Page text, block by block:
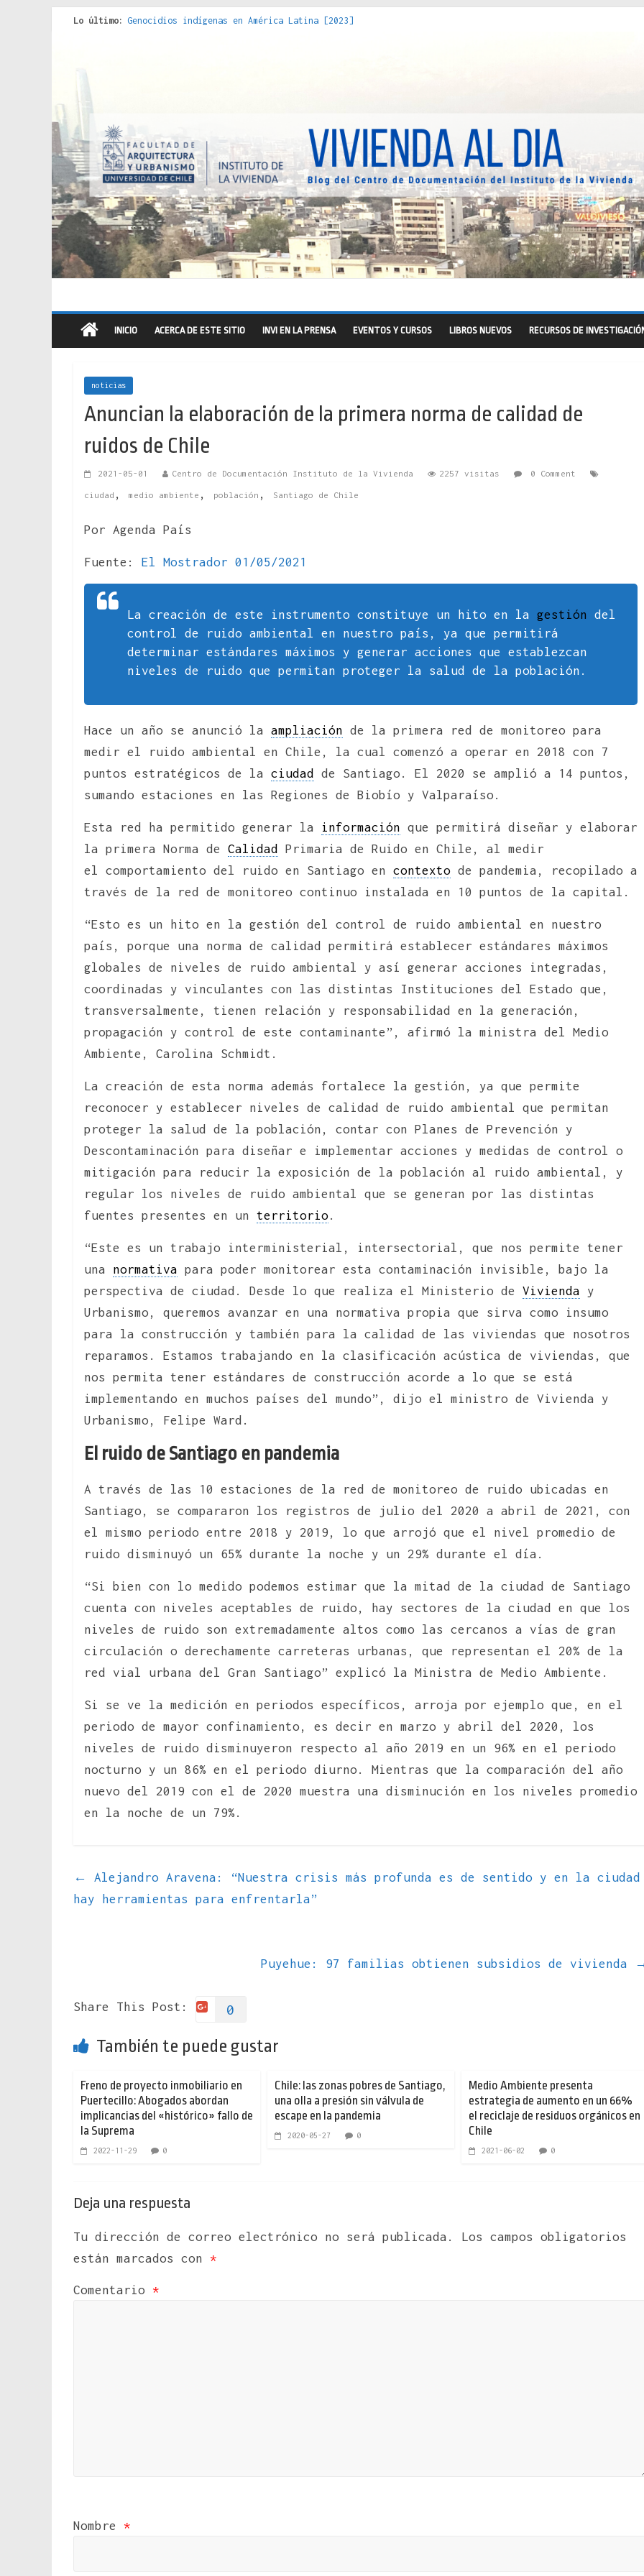
Lo último: Genocidios indígenas en América Latina [2023]
INICIO ACERCA DE ESTE SITIO INVI EN LA PRENSA EVENTOS Y CURSOS LIBROS NUEVOS RECURSOS DE
noticias
Anuncian la elaboración de la primera norma de calidad de
ruidos de Chile
2021-05-01 Centro de Documentación Instituto de la Vivienda 2257 visitas 0 Comment
ciudad , medio ambiente , población , Santiago de Chile
Por Agenda País
Fuente: El Mostrador 01/05/2021
La creación de este instrumento constituye un hito en la gestión del
control de ruido ambiental en nuestro país, ya que permitirá
determinar estándares máximos y generar acciones que establezcan
niveles de ruido que permitan proteger la salud de la población.
Hace un año se anunció la ampliación de la primera red de monitoreo para
medir el ruido ambiental en Chile, la cual comenzó a operar en 2018 con 7
puntos estratégicos de la ciudad de Santiago. El 2020 se amplió a 14 puntos,
sumando estaciones en las Regiones de Biobío y Valparaíso.
Esta red ha permitido generar la información que permitirá diseñar y elaborar
la primera Norma de Calidad Primaria de Ruido en Chile, al medir
el comportamiento del ruido en Santiago en contexto de pandemia, recopilado a
través de la red de monitoreo continuo instalada en 10 puntos de la capital.
“Esto es un hito en la gestión del control de ruido ambiental en nuestro
país, porque una norma de calidad permitirá establecer estándares máximos
globales de niveles de ruido ambiental y así generar acciones integradas,
coordinadas y vinculantes con las distintas Instituciones del Estado que,
transversalmente, tienen relación y responsabilidad en la generación,
propagación y control de este contaminante”, afirmó la ministra del Medio
Ambiente, Carolina Schmidt.
La creación de esta norma además fortalece la gestión, ya que permite
reconocer y establecer niveles de calidad de ruido ambiental que permitan
proteger la salud de la población, contar con Planes de Prevención y
Descontaminación para diseñar e implementar acciones y medidas de control o
mitigación para reducir la exposición de la población al ruido ambiental, y
regular los niveles de ruido ambiental que se generan por las distintas
fuentes presentes en un territorio.
“Este es un trabajo interministerial, intersectorial, que nos permite tener
una normativa para poder monitorear esta contaminación invisible, bajo la
perspectiva de ciudad. Desde lo que realiza el Ministerio de Vivienda y
Urbanismo, queremos avanzar en una normativa propia que sirva como insumo
para la construcción y también para la calidad de las viviendas que nosotros
reparamos. Estamos trabajando en la clasificación acústica de viviendas, que
nos permita tener estándares de construcción acorde a lo que se está
implementando en muchos países del mundo”, dijo el ministro de Vivienda y
Urbanismo, Felipe Ward.
El ruido de Santiago en pandemia
A través de las 10 estaciones de la red de monitoreo de ruido ubicadas en
Santiago, se compararon los registros de julio del 2020 a abril de 2021, con
el mismo periodo entre 2018 y 2019, lo que arrojó que el nivel promedio de
ruido disminuyó un 65% durante la noche y un 29% durante el día.
“Si bien con lo medido podemos estimar que la mitad de la ciudad de Santiago
cuenta con niveles aceptables de ruido, hay sectores de la ciudad en que los
niveles de ruido son extremadamente altos como las cercanos a vías de gran
circulación o derechamente carreteras urbanas, que representan el 20% de la
red vial urbana del Gran Santiago” explicó la Ministra de Medio Ambiente.
Si se ve la medición en periodos específicos, arroja por ejemplo que, en el
periodo de mayor confinamiento, es decir en marzo y abril del 2020, los
niveles de ruido disminuyeron respecto al año 2019 en un 96% en el periodo
nocturno y un 86% en el periodo diurno. Mientras que la comparación del año
nuevo del 2019 con el de 2020 muestra una disminución en los niveles promedio
en la noche de un 79%.
←
Alejandro Aravena: “Nuestra crisis más profunda es de sentido y en la ciudad
hay herramientas para enfrentarla”
Puyehue: 97 familias obtienen subsidios de vivienda
Share This Post: 0
También te puede gustar
Freno de proyecto inmobiliario en
Puertecillo: Abogados abordan
implicancias del «histórico» fallo de
la Suprema
2022-11-29 0
Chile: las zonas pobres de Santiago,
una olla a presión sin válvula de
escape en la pandemia
2020-05-27 0
Medio Ambiente presenta
estrategia de aumento en un 66%
el reciclaje de residuos orgánicos en
Chile
2021-06-02 0
Deja una respuesta
Tu dirección de correo electrónico no será publicada.
Los campos obligatorios
están marcados con *
Comentario *
Nombre *